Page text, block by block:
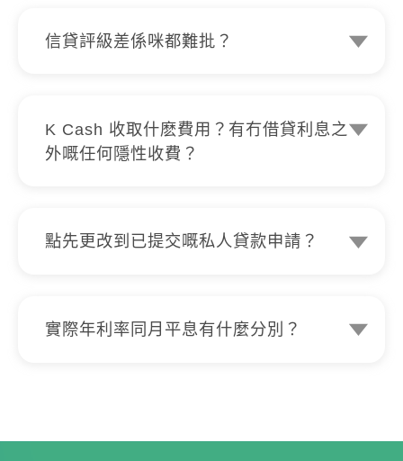
並正確無誤的話，極速得知貸款批核結
信貸評級差係咪都難批？
級就拒絕申請貸款。過往我哋亦成功批出
信貸評級是I嘅個案。
K Cash 收取什麽費用？有冇借貸利息之
外嘅任何隱性收費？
被拒絕或授予貸款，只要最終無接納貸
費。我哋絕對無任何借貸利息之外的隱性
收費，所有條款透明度極高。所見即所
點先更改到已提交嘅私人貸款申請？
限或更改個人資料，
實際年利率同月平息有什麼分別？
體還款開支。因此，比較不同貸款方案